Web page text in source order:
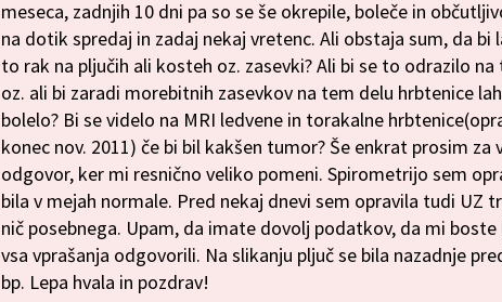
meseca, zadnjih 10 dni pa so se še okrepile, boleče in
na dotik spredaj in zadaj nekaj vretenc. Ali obstaja sum, da bi
to rak na pljučih ali kosteh oz. zasevki? Ali bi se to odrazilo na
oz. ali bi zaradi morebitnih zasevkov na tem delu hrbtenice
bolelo? Bi se videlo na MRI ledvene in torakalne
konec nov. 2011) če bi bil kakšen tumor? Še enkrat prosim za
odgovor, ker mi resnično veliko pomeni. Spirometrijo sem
bila v mejah normale. Pred nekaj dnevi sem opravila tudi UZ
nič posebnega. Upam, da imate dovolj podatkov, da mi boste
vsa vprašanja odgovorili. Na slikanju pljuč se bila nazadnje
bp. Lepa hvala in pozdrav!